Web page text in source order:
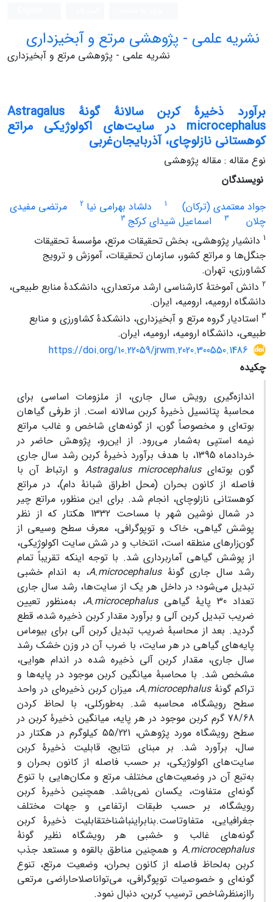
نشریه علمی - پژوهشی مرتع و آبخیزداری
نشریه علمی - پژوهشی مرتع و آبخیزداری
برآورد ذخیرۀ ‌‌کربن سالانۀ گونۀ Astragalus
microcephalus در سایت‌‌های اکولوژیکی مراتع‌‌
کوهستانی نازلوچای، آذربایجان‌غربی
نوع مقاله : مقاله پژوهشی
نویسندگان
جواد معتمدی (ترکان)
1 دلشاد بهرامی نیا 2
مرتضی مفیدی
چلان
3 اسماعیل شیدای کرکج 3
1 دانشیار پژوهشی، بخش تحقیقات مرتع، مؤسسۀ تحقیقات
جنگل‌‌ها و مراتع کشور، سازمان تحقیقات، آموزش و ترویج
کشاورزی، تهران.
2 دانش آموختۀ کارشناسی ارشد مرتعداری، دانشکدۀ منابع ‌‌طبیعی،
دانشگاه ارومیه، ارومیه، ایران.
3 استادیار گروه مرتع و آبخیزداری، دانشکدۀ کشاورزی و منابع
‌‌طبیعی، دانشگاه ارومیه، ارومیه، ایران.
https://doi.org/10.22059/jrwm.2020.300550.1486
چکیده
اندازه‌‌گیری رویش سال جاری، از ملزومات اساسی برای
محاسبۀ پتانسیل ذخیرۀ‌ ‌کربن سالانه است. از طرفی گیاهان
بوته‌‌ای و مخصوصاً گون، از گونه‌‌های شاخص و غالب مراتع
نیمه‌‌ استپی به‌‌‌‌‌‌شمار می‌‌رود. از این‌رو، پژوهش حاضر در
خرداد‌‌ماه 1395، با هدف برآورد ذخیرۀ ‌‌کربن رشد ‌‌سال ‌‌جاری
گون بوته‌‌ایAstragalus microcephalus و ارتباط آن با
فاصله از کانون بحران (محل اطراق شبانۀ دام)، در مراتع‌‌
کوهستانی نازلوچای، انجام شد. برای این منظور، مراتع چیر
در شمال نوشین شهر با مساحت 1332 هکتار که از نظر
پوشش‌ ‌گیاهی، خاک و توپوگرافی، معرف سطح‌ ‌وسیعی از
گون‌‌زارهای منطقه است، انتخاب و در شش ‌‌سایت اکولوژیکی،
از پوشش گیاهی آماربرداری شد. با توجه اینکه تقریباً تمام
رشد سال جاری گونۀA.microcephalus، به اندام خشبی
تبدیل می‌‌شود؛ در داخل هر یک از سایت‌‌ها، رشد سال‌‌ جاری
تعداد 30 پایۀ گیاهی
A.microcephalus، به‌‌‌‌منظور تعیین
ضریب تبدیل کربن آلی و برآورد مقدار کربن ذخیره شده، قطع
گردید. بعد از محاسبۀ ضریب تبدیل کربن آلی برای بیوماس
پایه‌‌های گیاهی در هر سایت، با ضرب آن در وزن خشک رشد
سال جاری، مقدار کربن آلی ذخیره شده در اندام هوایی،
مشخص شد. با محاسبۀ میانگین کربن موجود در پایه‌‌ها و
تراکم گونۀA.microcephalus، میزان کربن ذخیره‌‌ای در واحد
سطح رویشگاه، محاسبه شد. به‌‌طورکلی، با لحاظ کردن
78/68 گرم کربن موجود در هر پایه، میانگین ذخیرۀ کربن در
سطح رویشگاه‌ مورد پژوهش‌‌، 55/221 کیلوگرم در هکتار در
سال، برآورد شد. بر مبنای نتایج، قابلیت ذخیرۀ کربن
سایت‌‌های اکولوژیکی، بر حسب فاصله از کانون بحران و
به‌‌تبع آن در وضعیت‌‌های مختلف مرتع و مکان‌‌هایی با تنوع
گونه‌‌ای متفاوت، یکسان نمی‌‌باشد. همچنین ذخیرۀ کربن
رویشگاه، بر حسب طبقات ‌‌ارتفاعی و جهات مختلف
‌‌جغرافیایی، متفاوتاست.بنابراینباشناختقابلیت ذخیرۀ کربن
گونه‌‌‌های غالب و خشبی هر رویشگاه نظیر گونۀ
A.microcephalus و همچنین مناطق ‌‌بالقوه و مستعد جذب
کربن به‌‌‌‌لحاظ فاصله از کانون بحران، وضعیت مرتع، تنوع
گونه‌‌ای و خصوصیات توپوگرافی، می‌‌تواناصلاحاراضی ‌‌مرتعی
راازمنظرشاخص ترسیب‌ ‌کربن، دنبال نمود.